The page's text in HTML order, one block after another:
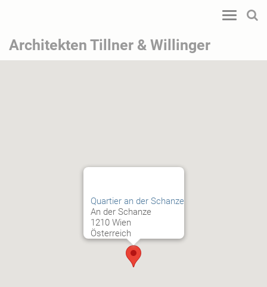
Toggle
Architekten Tillner & Willinger
Quartier an der Schanze
An der Schanze
1210 Wien
Österreich